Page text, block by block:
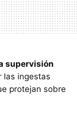
supervisión
las ingestas
protejan sobre